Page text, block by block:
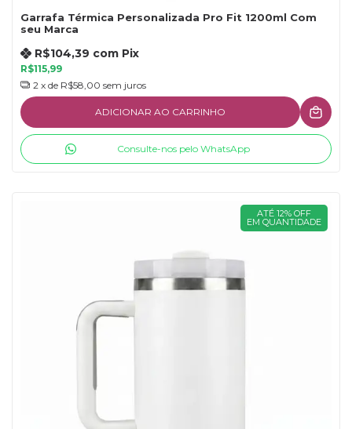
Garrafa Térmica Personalizada Pro Fit 1200ml Com
seu Marca
R$115,99
R$104,39 com Pix
2 x de R$58,00 sem juros
ADICIONAR AO CARRINHO
Consulte-nos pelo WhatsApp
ATÉ 12% OFF
EM QUANTIDADE